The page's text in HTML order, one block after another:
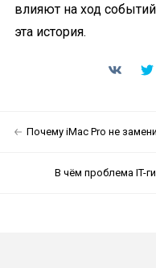
влияют на ход
эта история.
Почему iMac Pro не
В чём проблема IT-